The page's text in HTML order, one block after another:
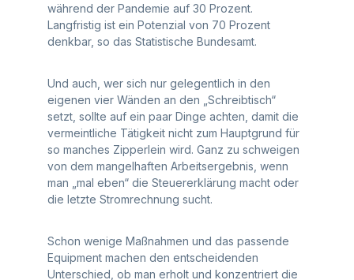
während der Pandemie auf 30 Prozent.
Langfristig ist ein Potenzial von 70 Prozent
denkbar, so das Statistische Bundesamt.
Und auch, wer sich nur gelegentlich in den
eigenen vier Wänden an den „Schreibtisch“
setzt, sollte auf ein paar Dinge achten, damit die
vermeintliche Tätigkeit nicht zum Hauptgrund für
so manches Zipperlein wird. Ganz zu schweigen
von dem mangelhaften Arbeitsergebnis, wenn
man „mal eben“ die Steuererklärung macht oder
die letzte Stromrechnung sucht.
Schon wenige Maßnahmen und das passende
Equipment machen den entscheidenden
Unterschied, ob man erholt und konzentriert die